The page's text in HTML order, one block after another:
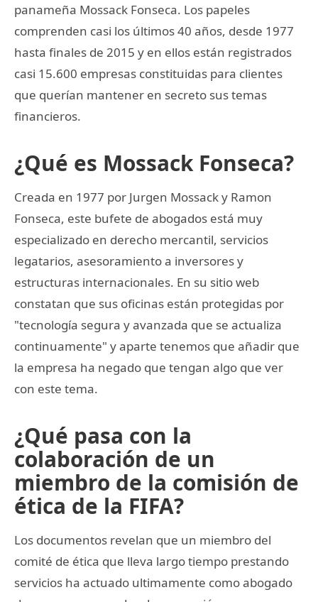
panameña Mossack Fonseca. Los papeles
comprenden casi los últimos 40 años, desde 1977
hasta finales de 2015 y en ellos están registrados
casi 15.600 empresas constituidas para clientes
que querían mantener en secreto sus temas
financieros.
¿Qué es Mossack Fonseca?
Creada en 1977 por Jurgen Mossack y Ramon
Fonseca, este bufete de abogados está muy
especializado en derecho mercantil, servicios
legatarios, asesoramiento a inversores y
estructuras internacionales. En su sitio web
constatan que sus oficinas están protegidas por
"tecnología segura y avanzada que se actualiza
continuamente" y aparte tenemos que añadir que
la empresa ha negado que tengan algo que ver
con este tema.
¿Qué pasa con la
colaboración de un
miembro de la comisión de
ética de la FIFA?
Los documentos revelan que un miembro del
comité de ética que lleva largo tiempo prestando
servicios ha actuado ultimamente como abogado